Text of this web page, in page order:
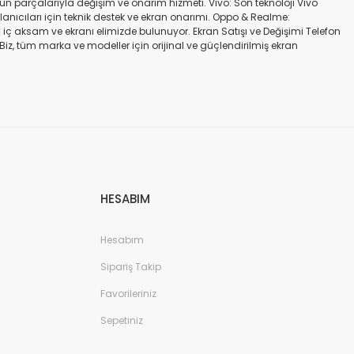
parçalarıyla değişim ve onarım hizmeti. Vivo: Son teknoloji Vivo
için teknik destek ve ekran onarımı. Oppo & Realme:
ve ekranı elimizde bulunuyor. Ekran Satışı ve Değişimi Telefon
Biz, tüm marka ve modeller için orijinal ve güçlendirilmiş ekran
değişimi ve tamiri Batarya değişimi Neden Bizi Tercih Etmelisiniz?
HESABIM
Hesabım
Sipariş Takip
Favorileriniz
Sepetiniz